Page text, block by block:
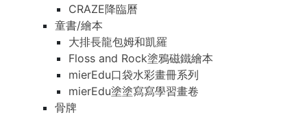
CRAZE降臨曆
童書/繪本
大排長龍包姆和凱羅
Floss and Rock塗鴉磁鐵繪本
mierEdu口袋水彩畫冊系列
mierEdu塗塗寫寫學習畫卷
骨牌